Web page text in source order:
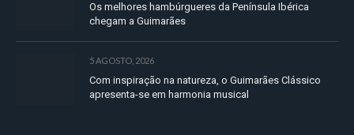
Os melhores hambúrgueres da Península Ibérica
chegam a Guimarães
5 AGOSTO, 2026
Com inspiração na natureza, o Guimarães Clássico
apresenta-se em harmonia musical